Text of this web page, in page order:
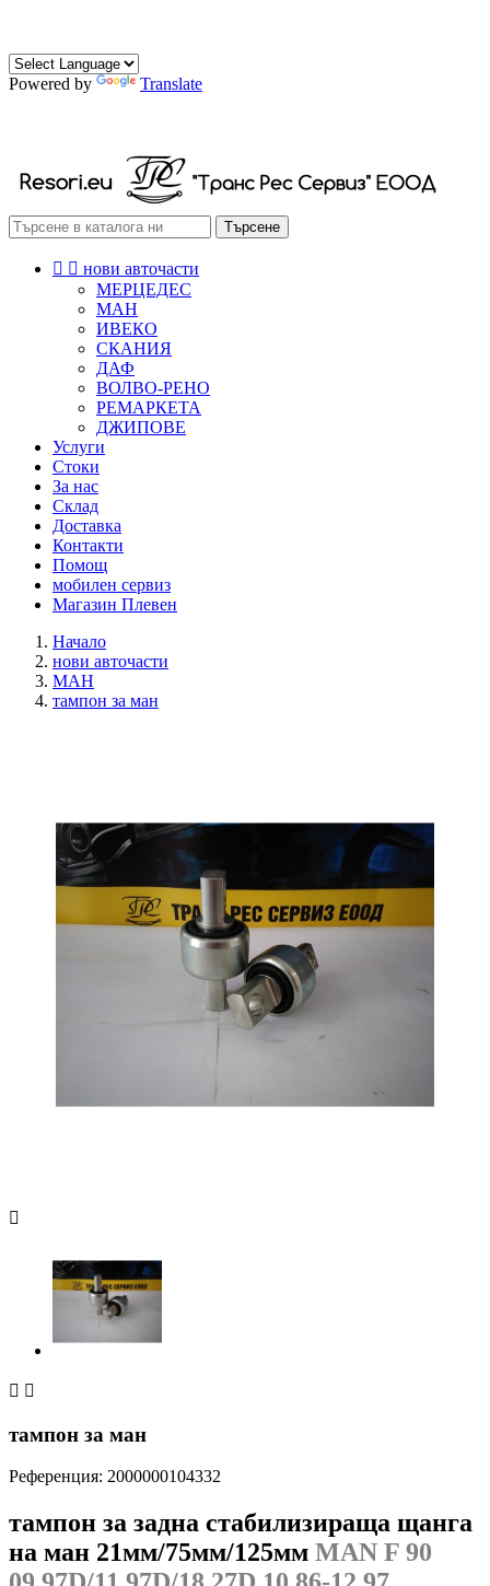
Powered by
Translate
Търсене
  нови авточасти
МЕРЦЕДЕС
МАН
ИВЕКО
СКАНИЯ
ДАФ
ВОЛВО-РЕНО
РЕМАРКЕТА
ДЖИПОВЕ
Услуги
Стоки
За нас
Склад
Доставка
Контакти
Помощ
мобилен сервиз
Магазин Плевен
Начало
нови авточасти
МАН
тампон за ман

 
тампон за ман
Референция: 2000000104332
тампон за задна стабилизираща щанга
на ман 21мм/75мм/125мм MAN F 90